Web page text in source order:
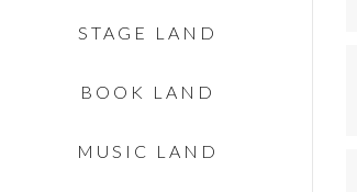
STAGE LAND
BOOK LAND
MUSIC LAND